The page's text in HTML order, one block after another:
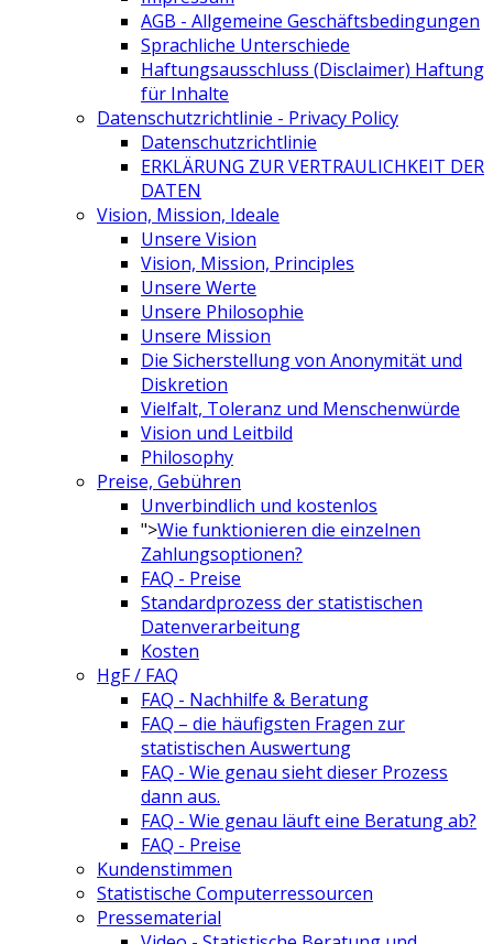
AGB - Allgemeine Geschäftsbedingungen
Sprachliche Unterschiede
Haftungsausschluss (Disclaimer) Haftung
für Inhalte
Datenschutzrichtlinie - Privacy Policy
Datenschutzrichtlinie
ERKLÄRUNG ZUR VERTRAULICHKEIT DER
DATEN
Vision, Mission, Ideale
Unsere Vision
Vision, Mission, Principles
Unsere Werte
Unsere Philosophie
Unsere Mission
Die Sicherstellung von Anonymität und
Diskretion
Vielfalt, Toleranz und Menschenwürde
Vision und Leitbild
Philosophy
Preise, Gebühren
Unverbindlich und kostenlos
">Wie funktionieren die einzelnen
Zahlungsoptionen?
FAQ - Preise
Standardprozess der statistischen
Datenverarbeitung
Kosten
HgF / FAQ
FAQ - Nachhilfe & Beratung
FAQ – die häufigsten Fragen zur
statistischen Auswertung
FAQ - Wie genau sieht dieser Prozess
dann aus.
FAQ - Wie genau läuft eine Beratung ab?
FAQ - Preise
Kundenstimmen
Statistische Computerressourcen
Pressematerial